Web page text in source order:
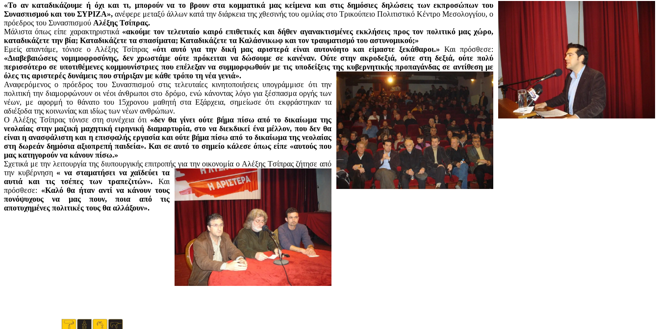
«Το αν καταδικάζουμε ή όχι και τι, μπορούν να το βρουν στα κομματικά μαςκείμενα και στις δημόσιες δηλώσεις των εκπροσώπων του
Συνασπισμού και του ΣΥΡΙΖΑ», ανέφερε μεταξύ άλλων κατά την διάρκεια της χθεσινής του ομιλίας στο Τρικούπειο Πολιτιστικό Κέντρο Μεσολογγίου, ο
πρόεδρος του Συνασπισμού Αλέξης Τσίπρας.
Μάλιστα όπως είπε χαρακτηριστικά «ακούμε τον τελευταίο καιρό επιθετικές και δήθεν αγανακτισμένες εκκλήσεις προς τον πολιτικό μας χώρο,
καταδικάζετε την βία; Καταδικάζετε τα σπασίματα; Καταδικάζετε τα Καλάσνικωφ και τον τραυματισμό του αστυνομικού;»
Εμείς απαντάμε, τόνισε ο Αλέξης Τσίπρας «ότι αυτό για την δική μας αριστερά είναι αυτονόητο και είμαστε ξεκάθαροι.» Και πρόσθεσε:
«Διαβεβαιώσεις νομιμοφροσύνης, δεν χρωστάμε ούτε πρόκειται να δώσουμε σε κανέναν. Ούτε στην ακροδεξιά, ούτε στη δεξιά, ούτε πολύ
περισσότερο σε υποτιθέμενες κομμουνίστριες που επέλεξαν να συμμορφωθούν με τις υποδείξεις της κυβερνητικής προπαγάνδας σε αντίθεση με
όλες τις αριστερές δυνάμεις που στήριξαν με κάθε τρόπο τη νέα γενιά».
Αναφερόμενος ο πρόεδρος του Συνασπισμού στις τελευταίες κινητοποιήσεις υπογράμμισε ότι την
πολιτική την διαμορφώνουν οι νέοι άνθρωποι στο δρόμο, ενώ κάνοντας λόγο για ξέσπασμα οργής των
νέων, με αφορμή το θάνατο του 15χρονου μαθητή στα Εξάρχεια, σημείωσε ότι εκφράστηκαν τα
αδιέξοδα της κοινωνίας και ιδίως των νέων ανθρώπων.
Ο Αλέξης Τσίπρας τόνισε στη συνέχεια ότι «δεν θα γίνει ούτε βήμα πίσω από το δικαίωμα της
νεολαίας στην μαζική μαχητική ειρηνική διαμαρτυρία, στο να διεκδικεί ένα μέλλον, που δεν θα
είναι η ανασφάλιστη και η επισφαλής εργασία και ούτε βήμα πίσω από το δικαίωμα της νεολαίας
στη δωρεάν δημόσια αξιοπρεπή παιδεία». Και σε αυτό το σημείο κάλεσε όπως είπε «αυτούς που
μας κατηγορούν να κάνουν πίσω.»
Σχετικά με την λειτουργία της διυπουργικής επιτροπής για την οικονομία ο Αλέξης Τσίπρας ζήτησε από
την κυβέρνηση « να σταματήσει να χαϊδεύει τα
αυτιά και τις τσέπες των τραπεζιτών». Και
πρόσθεσε: «Καλό θα ήταν αντί να κάνουν τους
πονόψυχους να μας πουν, ποια από τις
αποτυχημένες πολιτικές τους θα αλλάξουν».